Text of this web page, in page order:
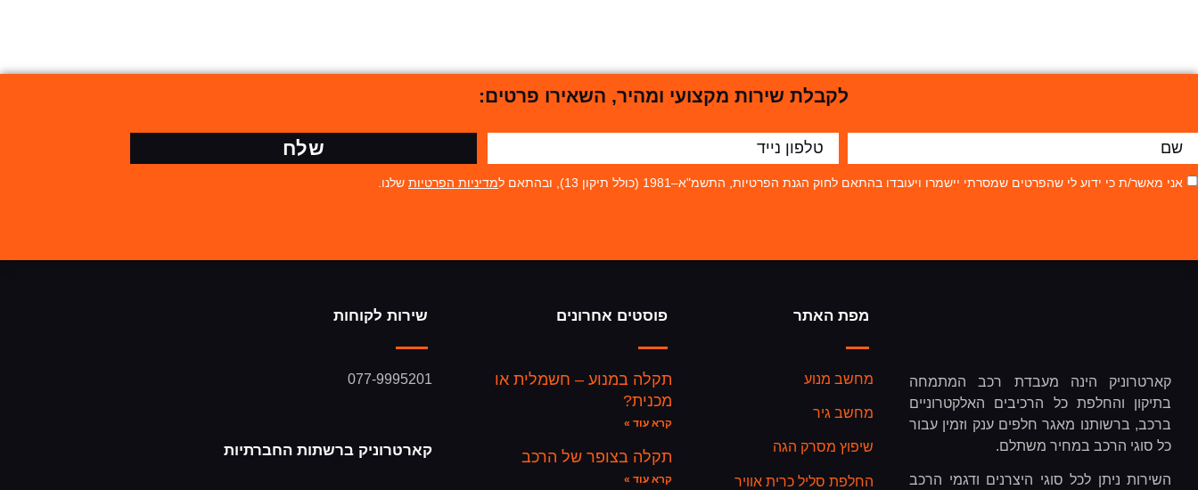
לקבלת שירות מקצועי ומהיר, השאירו פרטים:
אני מאשר/ת כי ידוע לי שהפרטים שמסרתי יישמרו ויעובדו בהתאם לחוק הגנת הפרטיות, התשמ"א–1981 (כולל תיקון 13), ובהתאם ל מדיניות הפרטיות שלנו.
שלח
קארטרוניק הינה מעבדת רכב המתמחה
בתיקון והחלפת כל הרכיבים האלקטרוניים
ברכב, ברשותנו מאגר חלפים ענק וזמין עבור
כל סוגי הרכב במחיר משתלם.
השירות ניתן לכל סוגי היצרנים ודגמי הרכב
מפת האתר
מחשב מנוע
מחשב גיר
שיפוץ מסרק הגה
החלפת סליל כרית אוויר
פוסטים אחרונים
תקלה במנוע – חשמלית או
מכנית?
קרא עוד »
תקלה בצופר של הרכב
קרא עוד »
שירות לקוחות
077-9995201
קארטרוניק ברשתות החברתיות